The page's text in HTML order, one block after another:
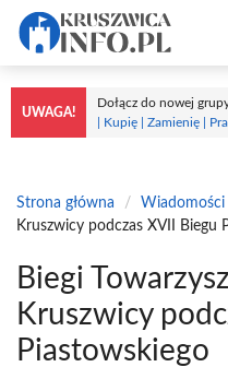
Przejdź
treści
UWAGA!
Dołącz do nowej
| Kupię | Zamienię |
Strona główna / Wiadomości
Kruszwicy podczas XVII Biegu
Biegi
Kruszwicy
Piastowskiego